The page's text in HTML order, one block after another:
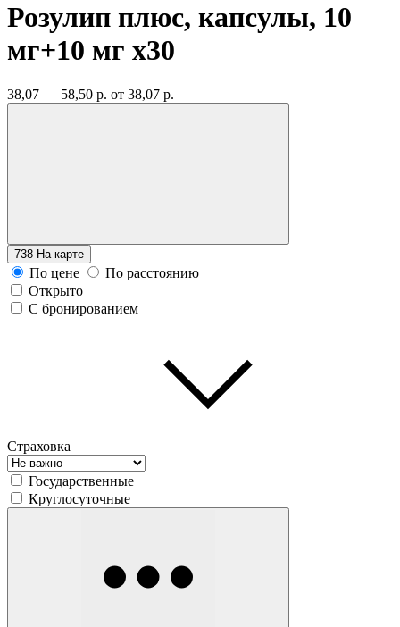
Розулип плюс, капсулы, 10
мг+10 мг x30
38,07 — 58,50 р. от 38,07 р.
738 На карте
По цене
По расстоянию
Открыто
С бронированием
Страховка
Государственные
Круглосуточные